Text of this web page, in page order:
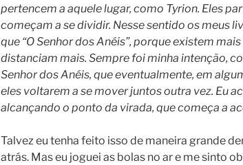
pertencem a aquele lugar, como Tyrion. Eles
começam a se dividir. Nesse sentido os meus
que “O Senhor dos Anéis”, porque existem
distanciam mais. Sempre foi minha intenção,
Senhor dos Anéis, que eventualmente, em
eles voltarem a se mover juntos outra vez. Eu
alcançando o ponto da virada, que começa a
Talvez eu tenha feito isso de maneira grande
atrás. Mas eu joguei as bolas no ar e me sinto